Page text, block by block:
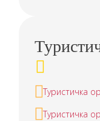
Туристичкa
Туристичкa